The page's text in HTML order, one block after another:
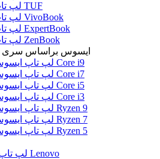
لپ تاپ TUF
لپ تاپ VivoBook
لپ تاپ ExpertBook
لپ تاپ ZenBook
ایسوس براساس سری
لپ تاپ ایسوس Core i9
لپ تاپ ایسوس Core i7
لپ تاپ ایسوس Core i5
لپ تاپ ایسوس Core i3
لپ تاپ ایسوس Ryzen 9
لپ تاپ ایسوس Ryzen 7
لپ تاپ ایسوس Ryzen 5
لپ تاپ گیمینگ Lenovo